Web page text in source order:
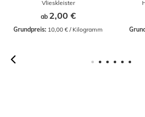
Vlieskleister
ab 2,00 €
Grundpreis: 10,00 € / Kilogramm